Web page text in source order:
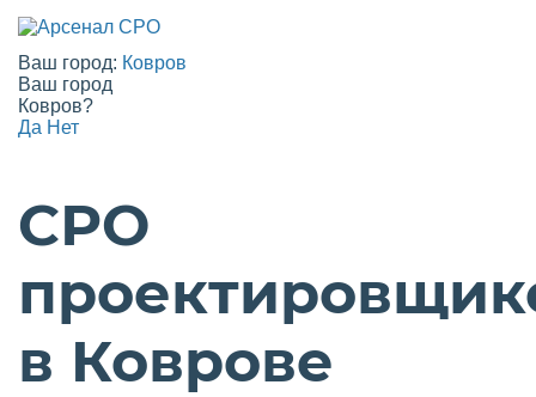
Ваш город: Ковров
Ваш город
Ковров?
Да Нет
СРО
в Коврове